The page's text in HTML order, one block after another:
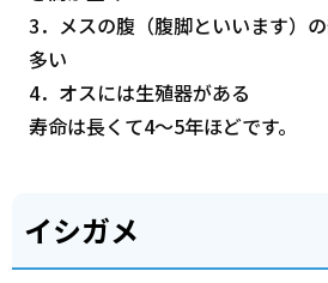
3．メスの腹（腹脚といいます）
多い
4．オスには生殖器がある
寿命は長くて4～5年ほどです。
イシガメ